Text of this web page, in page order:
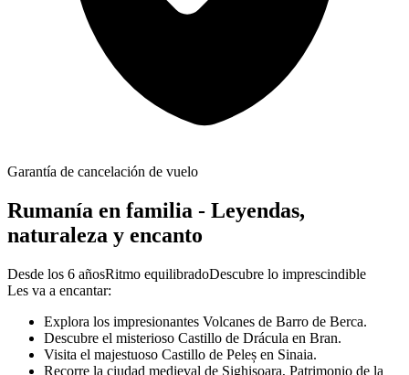
Garantía de cancelación de vuelo
Rumanía en familia - Leyendas,
naturaleza y encanto
Desde los 6 añosRitmo equilibradoDescubre lo imprescindible
Les va a encantar:
Explora los impresionantes Volcanes de Barro de Berca.
Descubre el misterioso Castillo de Drácula en Bran.
Visita el majestuoso Castillo de Peleș en Sinaia.
Recorre la ciudad medieval de Sighișoara, Patrimonio de la